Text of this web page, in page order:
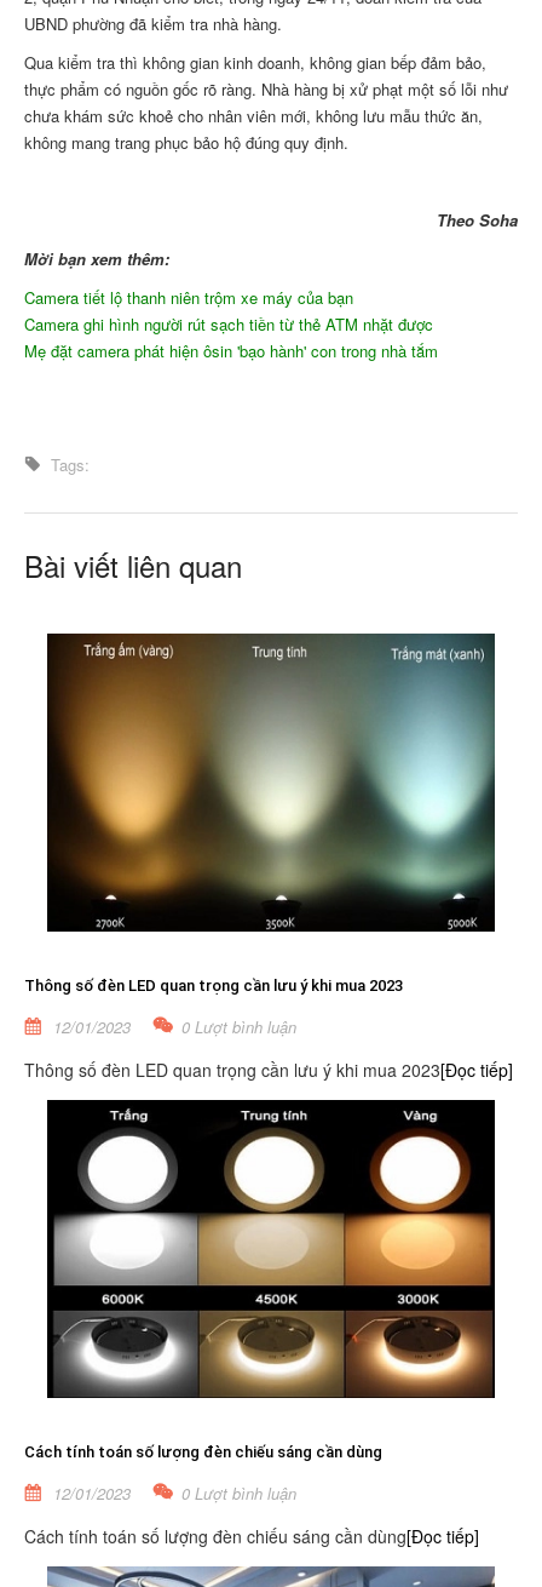
UBND phường đã kiểm tra nhà hàng.
Qua kiểm tra thì không gian kinh doanh, không gian bếp đảm bảo,
thực phẩm có nguồn gốc rõ ràng. Nhà hàng bị xử phạt một số lỗi như
chưa khám sức khoẻ cho nhân viên mới, không lưu mẫu thức ăn,
không mang trang phục bảo hộ đúng quy định.
Theo Soha
Mời bạn xem thêm:
Camera tiết lộ thanh niên trộm xe máy của bạn
Camera ghi hình người rút sạch tiền từ thẻ ATM nhặt được
Mẹ đặt camera phát hiện ôsin 'bạo hành' con trong nhà tắm
Tags:
Bài viết liên quan
Thông số đèn LED quan trọng cần lưu ý khi mua 2023
12/01/2023 0 Lượt bình luận
Thông số đèn LED quan trọng cần lưu ý khi mua 2023[Đọc tiếp]
Cách tính toán số lượng đèn chiếu sáng cần dùng
12/01/2023 0 Lượt bình luận
Cách tính toán số lượng đèn chiếu sáng cần dùng[Đọc tiếp]